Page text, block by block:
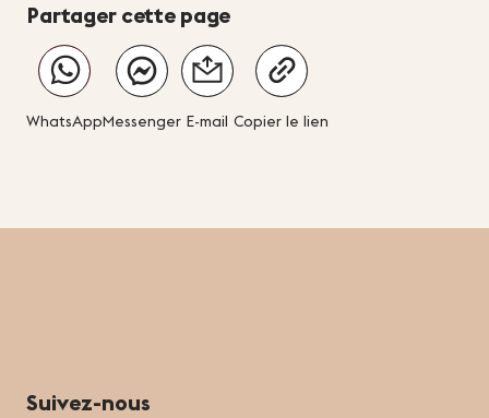
Partager cette page
WhatsAppMessenger E-mail Copier le lien
Suivez-nous